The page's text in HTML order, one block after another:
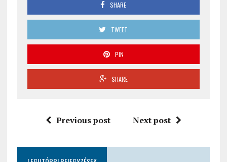
SHARE
TWEET
PIN
SHARE
Previous post Next post